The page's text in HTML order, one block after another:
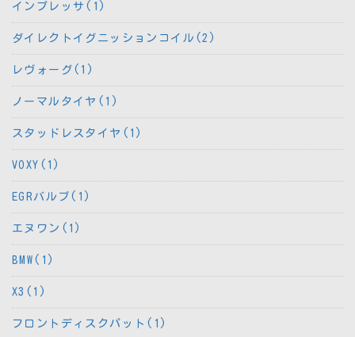
インプレッサ(1)
ダイレクトイグニッションコイル(2)
レヴォーグ(1)
ノーマルタイヤ(1)
スタッドレスタイヤ(1)
VOXY(1)
EGRバルブ(1)
エヌワン(1)
BMW(1)
X3(1)
フロントディスクパット(1)